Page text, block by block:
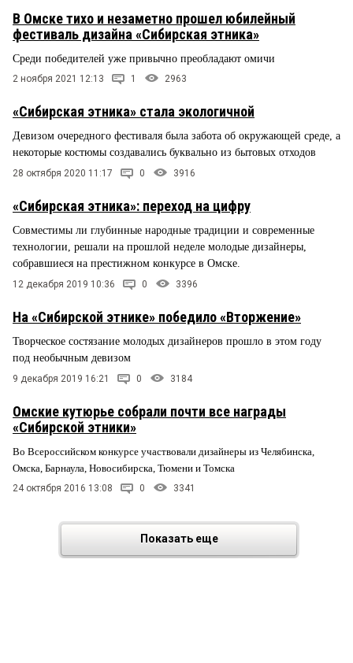
В Омске тихо и незаметно прошел юбилейный
фестиваль дизайна «Сибирская этника»
Среди победителей уже привычно преобладают омичи
2 ноября 2021 12:13 1 2963
«Сибирская этника» стала экологичной
Девизом очередного фестиваля была забота об окружающей среде, а
некоторые костюмы создавались буквально из бытовых отходов
28 октября 2020 11:17 0 3916
«Сибирская этника»: переход на цифру
Совместимы ли глубинные народные традиции и современные
технологии, решали на прошлой неделе молодые дизайнеры,
собравшиеся на престижном конкурсе в Омске.
12 декабря 2019 10:36 0 3396
На «Сибирской этнике» победило «Вторжение»
Творческое состязание молодых дизайнеров прошло в этом году
под необычным девизом
9 декабря 2019 16:21 0 3184
Омские кутюрье собрали почти все награды
«Сибирской этники»
Во Всероссийском конкурсе участвовали дизайнеры из Челябинска,
Омска, Барнаула, Новосибирска, Тюмени и Томска
24 октября 2016 13:08 0 3341
Показать еще